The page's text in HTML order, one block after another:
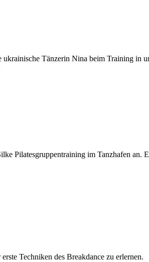
Tänzerin Nina beim Training in
Pilatesgruppentraining im Tanzhafen an.
Techniken des Breakdance zu erlernen.